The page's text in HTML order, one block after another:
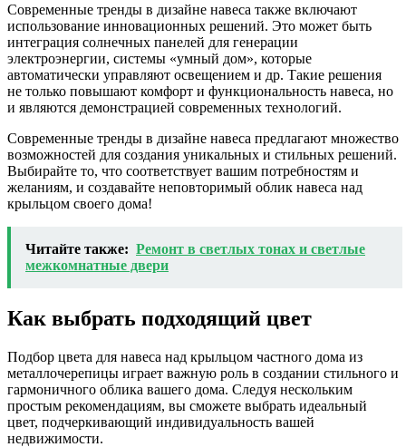
Современные тренды в дизайне навеса также включают
использование инновационных решений. Это может быть
интеграция солнечных панелей для генерации
электроэнергии, системы «умный дом», которые
автоматически управляют освещением и др. Такие решения
не только повышают комфорт и функциональность навеса, но
и являются демонстрацией современных технологий.
Современные тренды в дизайне навеса предлагают множество
возможностей для создания уникальных и стильных решений.
Выбирайте то, что соответствует вашим потребностям и
желаниям, и создавайте неповторимый облик навеса над
крыльцом своего дома!
Читайте также: Ремонт в светлых тонах и светлые
межкомнатные двери
Как выбрать подходящий цвет
Подбор цвета для навеса над крыльцом частного дома из
металлочерепицы играет важную роль в создании стильного и
гармоничного облика вашего дома. Следуя нескольким
простым рекомендациям, вы сможете выбрать идеальный
цвет, подчеркивающий индивидуальность вашей
недвижимости.